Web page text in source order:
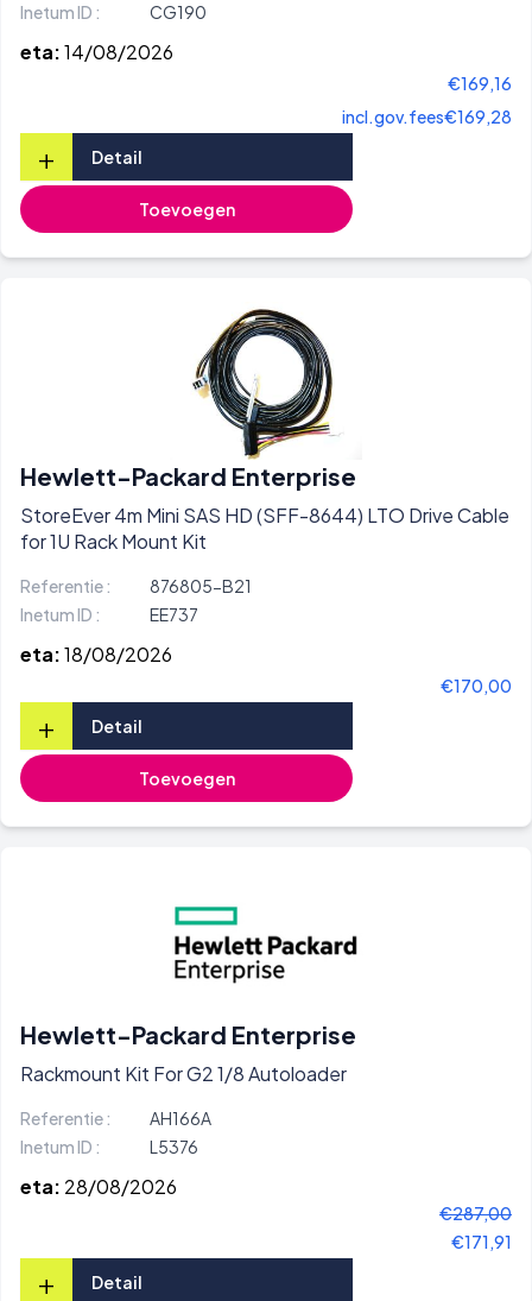
Inetum ID :
CG190
eta:14/08/2026
€169,16
incl.gov.fees€169,28
+ Detail
Toevoegen
Hewlett-Packard Enterprise
StoreEver 4m Mini SAS HD (SFF-8644) LTO Drive Cable
for 1U Rack Mount Kit
Referentie :
876805-B21
Inetum ID :
EE737
eta:18/08/2026
€170,00
+ Detail
Toevoegen
Hewlett-Packard Enterprise
Rackmount Kit For G2 1/8 Autoloader
Referentie :
AH166A
Inetum ID :
L5376
eta: 28/08/2026
€287,00
€171,91
+ Detail